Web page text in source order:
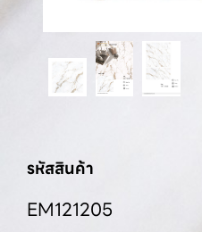
รหัสสินค้า
EM121205